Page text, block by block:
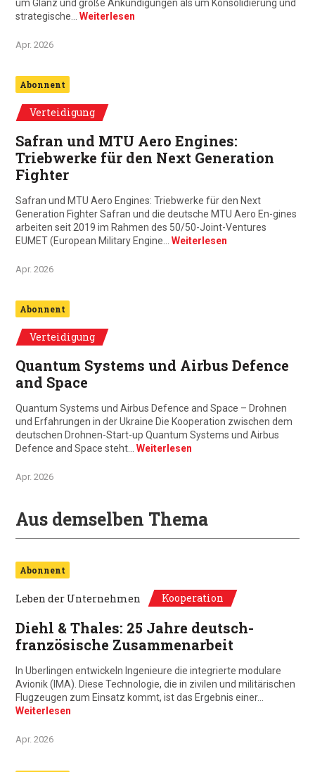
um Glanz und große Ankündigungen als um Konsolidierung und
strategische… Weiterlesen
Apr. 2026
Abonnent
Verteidigung
Safran und MTU Aero Engines:
Triebwerke für den Next Generation
Fighter
Safran und MTU Aero Engines: Triebwerke für den Next
Generation Fighter Safran und die deutsche MTU Aero En-gines
arbeiten seit 2019 im Rahmen des 50/50-Joint-Ventures
EUMET (European Military Engine… Weiterlesen
Apr. 2026
Abonnent
Verteidigung
Quantum Systems und Airbus Defence
and Space
Quantum Systems und Airbus Defence and Space – Drohnen
und Erfahrungen in der Ukraine Die Kooperation zwischen dem
deutschen Drohnen-Start-up Quantum Systems und Airbus
Defence and Space steht… Weiterlesen
Apr. 2026
Aus demselben Thema
Abonnent
Leben der Unternehmen Kooperation
Diehl & Thales: 25 Jahre deutsch-
französische Zusammenarbeit
In Uberlingen entwickeln Ingenieure die integrierte modulare
Avionik (IMA). Diese Technologie, die in zivilen und militärischen
Flugzeugen zum Einsatz kommt, ist das Ergebnis einer…
Weiterlesen
Apr. 2026